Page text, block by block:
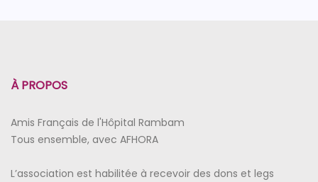
À PROPOS
Amis Français de l'Hôpital Rambam
Tous ensemble, avec AFHORA
L’association est habilitée à recevoir des dons et legs